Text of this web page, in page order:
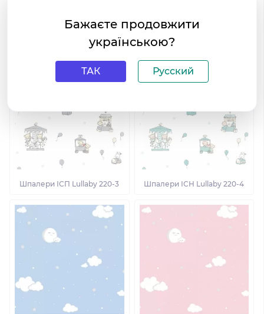
Шпалери ІСН Lullaby 220-1 Шпалери ІСН Lullaby 220-2
Шпалери ІСП Lullaby 220-3 Шпалери ІСН Lullaby 220-4
Бажаєте продовжити
українською?
ТАК Русский